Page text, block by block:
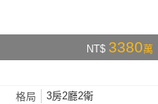
NT$ 3380萬
格局 3房2廳2衛